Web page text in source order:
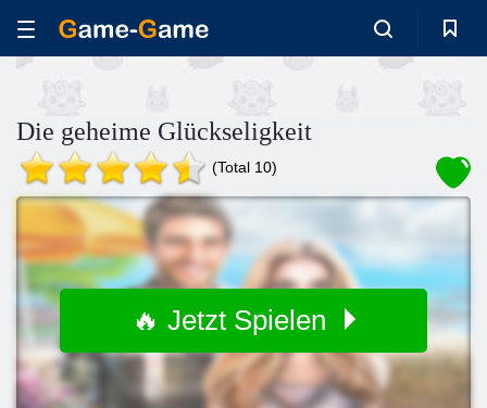
Die geheime Glückseligkeit
(Total 10)
🔥 Jetzt Spielen